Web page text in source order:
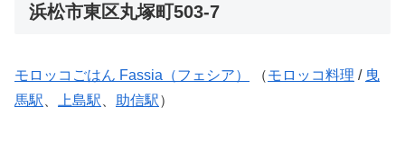
浜松市東区丸塚町503-7
モロッコごはん Fassia（フェシア） （モロッコ料理 / 曳
馬駅
上島駅 助信駅）